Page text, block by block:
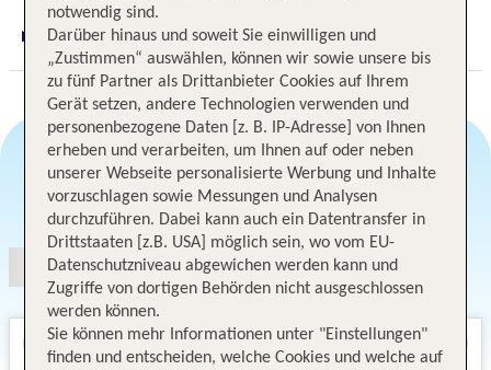
Digitaler und telefonischer 24/7 TUI Service
Angebotsauswahl
notwendig sind.
Darüber hinaus und soweit Sie einwilligen und
„Zustimmen“ auswählen, können wir sowie unsere bis
zu fünf Partner als Drittanbieter Cookies auf Ihrem
Gerät setzen, andere Technologien verwenden und
personenbezogene Daten [z. B. IP-Adresse] von Ihnen
erheben und verarbeiten, um Ihnen auf oder neben
unserer Webseite personalisierte Werbung und Inhalte
vorzuschlagen sowie Messungen und Analysen
durchzuführen. Dabei kann auch ein Datentransfer in
Drittstaaten [z.B. USA] möglich sein, wo vom EU-
Datenschutzniveau abgewichen werden kann und
Zugriffe von dortigen Behörden nicht ausgeschlossen
werden können.
Sie können mehr Informationen unter "Einstellungen"
finden und entscheiden, welche Cookies und welche auf